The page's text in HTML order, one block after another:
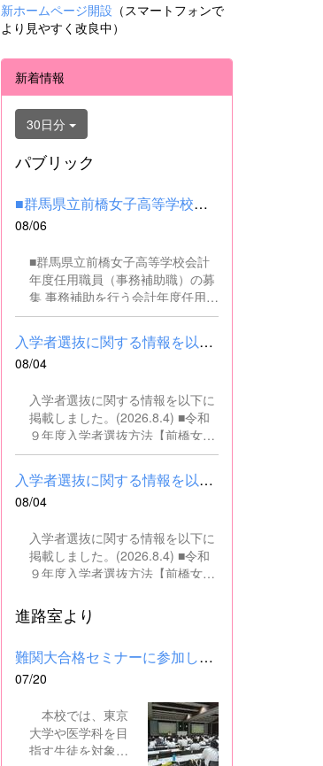
新ホームページ開設 （スマートフォンで
より見やすく改良中）
新着情報
30日分
パブリック
■群馬県立前橋女子高等学校会計年度任用職員（事務補助職）の募集...
08/06
■群馬県立前橋女子高等学校会計
年度任用職員（事務補助職）の募
集 事務補助を行う会計年度任用職
員を募集します。 ■職務内容 事務
補助職に従事していただきます。
SSH（スーパーサイエンスハイス
クール）事業にかかるパソコンで
整理事務、電話対応、書類の整
理、その他事務補助業務全般 ■募
集人数 １名 ■募集対象 以下の条
件を満たしている方 基本的なパソ
コン操作（Word、Excelなど）が
できる方 なお、以下に該当する方
は、応募できませんので御了承く
条に該当する者（以下のいずれか
に該当する人） ・禁錮以上の刑に
処せられ、その執行を終わるまで
までの者 ・群馬県職員として懲戒
から2年を経過しない者 ・人事委
員会又は公平委員会の委員の職に
あって、地方公務員法第60条から
第63条までに規定する罪を犯し、
刑に処せられた者 ・日本国憲法又
はその下に成立した政府を暴力で
破壊することを主張する政党その
入学者選抜に関する情報を以下に掲載しました。(2026.8.4) ■令和...
08/04
入学者選抜に関する情報を以下に
掲載しました。(2026.8.4) ■令和
９年度入学者選抜方法【前橋女子
高校】pdf はこちら ■群馬県教育
委員会webサイト 高校入試に関
するページはこちら
入学者選抜に関する情報を以下に掲載しました。(2026.8.4) ■令和...
08/04
入学者選抜に関する情報を以下に
掲載しました。(2026.8.4) ■令和
９年度入学者選抜方法【前橋女子
委員会webサイト 高校入試に関
するページはこちら
進路室より
難関大合格セミナーに参加しました
07/20
本校では、東京
大学や医学科を目
指す生徒を対象